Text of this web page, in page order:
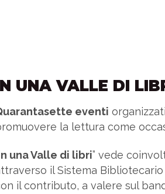
UNA VALLE DI
eventi
la lettura come
una Valle di libri” vede
il Sistema
il contributo, a valere sul